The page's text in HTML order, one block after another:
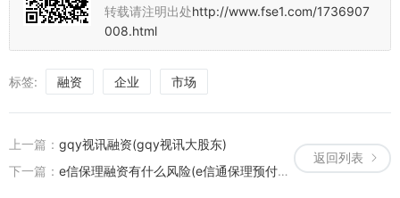
转载请注明出处http://www.fse1.com/1736907
008.html
标签: 融资 企业 市场
返回列表
上一篇： gqy视讯融资(gqy视讯大股东)
下一篇： e信保理融资有什么风险(e信通保理预付款比例)